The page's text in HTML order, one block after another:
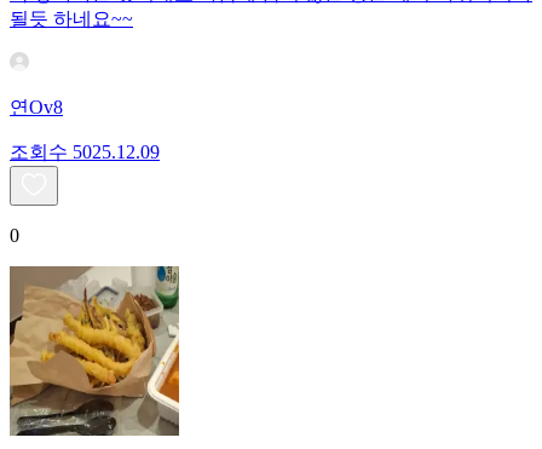
될듯 하네요~~
연Ov8
조회수 5025.12.09
0